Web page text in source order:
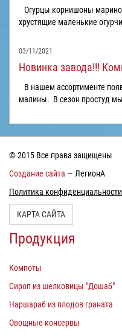
Огурцы корнишоны
хрустящие маленькие
03/11/2021
Новинка завода!!!
В нашем ассортименте
малины. В сезон простуд
© 2015 Все права защищены
Создание сайта — ЛегионА
Политика конфиденциальности
КАРТА САЙТА
Продукция
Компоты
Сироп из шелковицы "Дошаб"
Наршараб из плодов граната
Овощные консервы